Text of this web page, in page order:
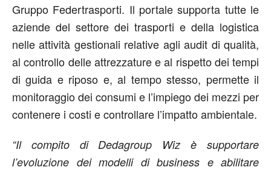
Gruppo Federtrasporti. Il portale supporta tutte le
aziende del settore dei trasporti e della logistica
nelle attività gestionali relative agli audit di qualità,
al controllo delle attrezzature e al rispetto dei tempi
di guida e riposo e, al tempo stesso, permette il
monitoraggio dei consumi e l’impiego dei mezzi per
contenere i costi e controllare l’impatto ambientale.
“Il compito di Dedagroup Wiz è supportare
l’evoluzione dei modelli di business e abilitare